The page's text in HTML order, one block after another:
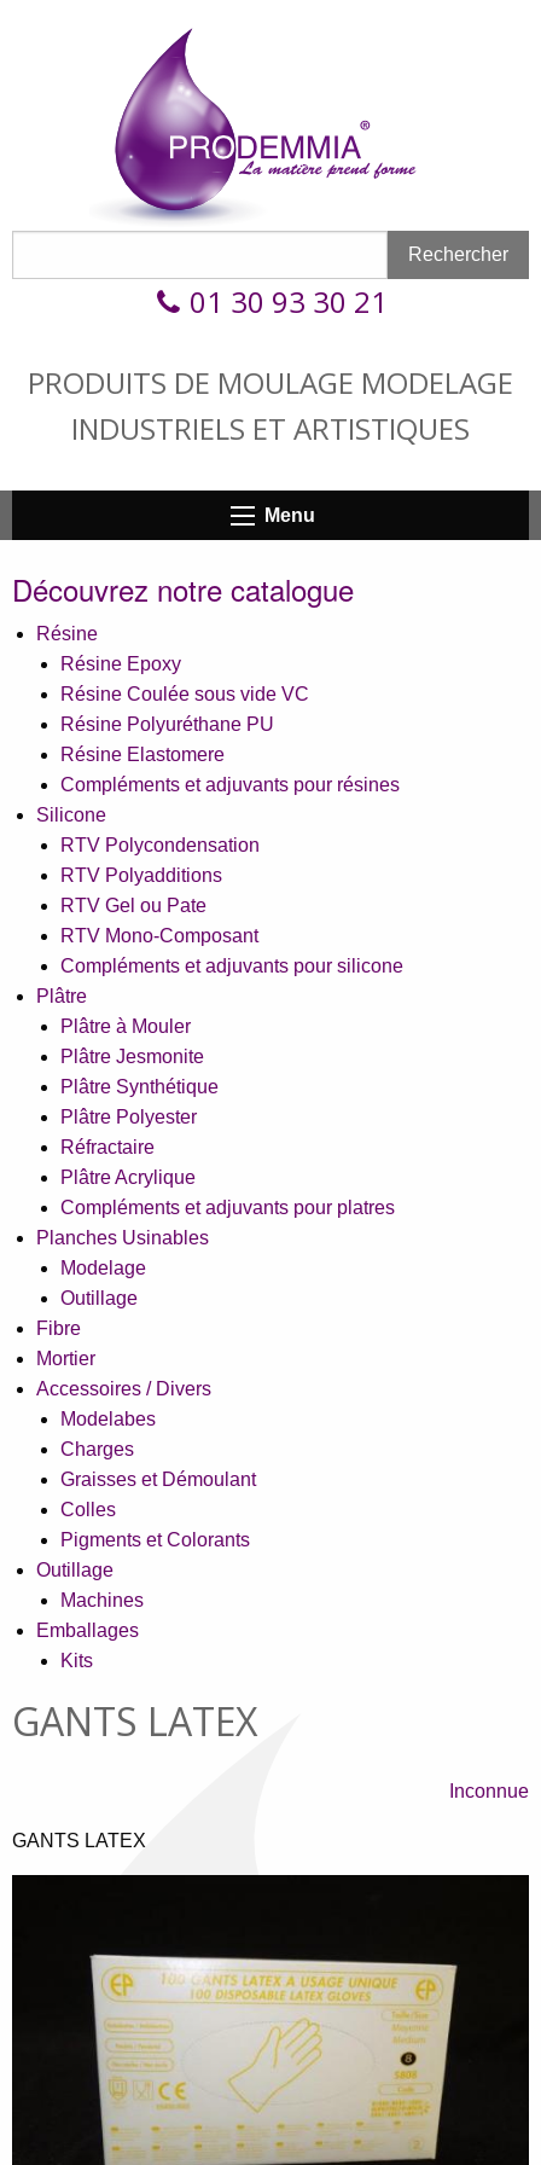
Rechercher
01 30 93 30 21
PRODUITS DE MOULAGE MODELAGE
INDUSTRIELS ET ARTISTIQUES
Menu
Découvrez notre catalogue
Résine
Résine Epoxy
Résine Coulée sous vide VC
Résine Polyuréthane PU
Résine Elastomere
Compléments et adjuvants pour résines
Silicone
RTV Polycondensation
RTV Polyadditions
RTV Gel ou Pate
RTV Mono-Composant
Compléments et adjuvants pour silicone
Plâtre
Plâtre à Mouler
Plâtre Jesmonite
Plâtre Synthétique
Plâtre Polyester
Réfractaire
Plâtre Acrylique
Compléments et adjuvants pour platres
Planches Usinables
Modelage
Outillage
Fibre
Mortier
Accessoires / Divers
Modelabes
Charges
Graisses et Démoulant
Colles
Pigments et Colorants
Outillage
Machines
Emballages
Kits
GANTS LATEX
Inconnue
GANTS LATEX